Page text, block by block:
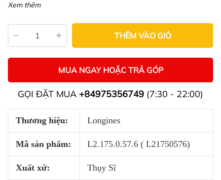
Xem thêm
THÊM VÀO GIỎ
MUA NGAY HOẶC TRẢ GÓP
GỌI ĐẶT MUA +84975356749 (7:30 - 22:00)
Thương hiệu: Longines
Mã sản phẩm: L2.175.0.57.6 ( L21750576)
Xuất xứ: Thụy Sĩ